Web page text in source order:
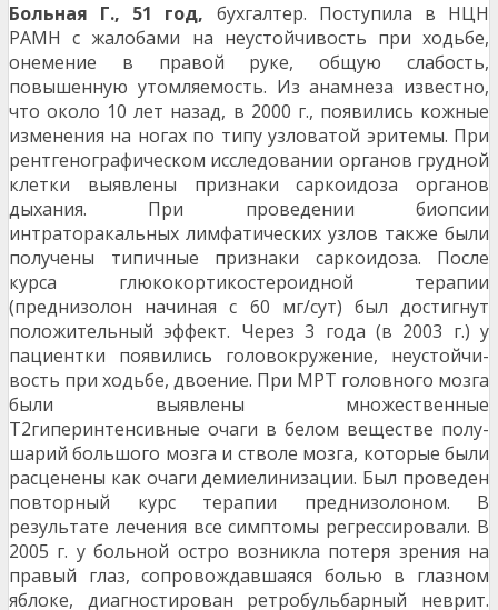
Больная Г., 51 год, бухгалтер. Поступила в НЦН
РАМН с жалобами на неустойчивость при ходьбе,
онемение в правой руке, общую слабость,
повышенную утомляемость. Из анамнеза извест­но,
что около 10 лет назад, в 2000 г., появились кожные
изменения на ногах по типу узловатой эри­темы. При
рентгенографическом исследовании органов грудной
клетки выявлены признаки саркоидоза органов
дыхания. При проведении биопсии
интраторакальных лимфатических узлов также были
получены типичные признаки саркоидоза. После
курса глюкокортикостероидной терапии
(преднизолон начиная с 60 мг/сут) был достигнут
положительный эффект. Через 3 года (в 2003 г.) у
пациентки появились головокружение, неустойчи­
вость при ходьбе, двоение. При МРТ головного мозга
были выявлены множественные
Т2гиперинтенсивные очаги в белом веществе полу­
шарий большого мозга и стволе мозга, которые были
расценены как очаги демиелинизации. Был проведен
повторный курс терапии преднизолоном. В
результате лечения все симптомы регрессиро­вали. В
2005 г. у больной остро возникла потеря зрения на
правый глаз, сопровождавшаяся болью в глазном
яблоке, диагностирован ретробульбарный неврит.